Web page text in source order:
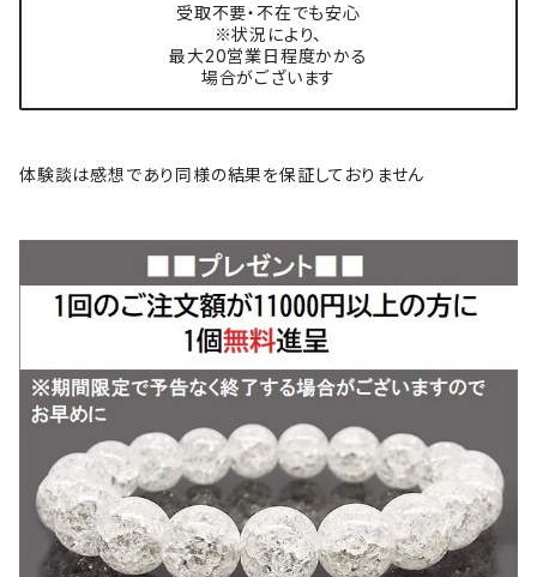
受取不要・不在でも安心
※状況により、
最大20営業日程度かかる
場合がございます
体験談は感想であり同様の結果を保証しておりません